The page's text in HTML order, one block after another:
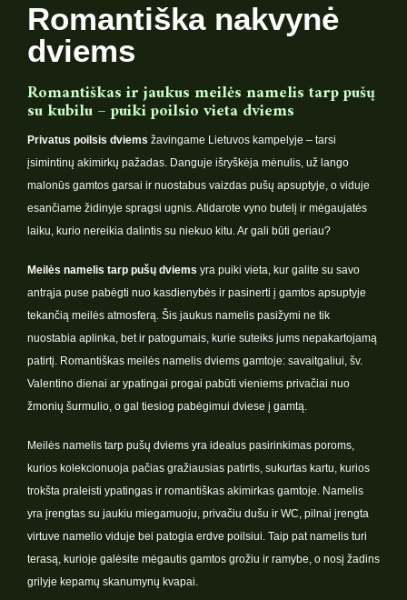
Romantiška nakvynė
dviems
Romantiškas ir jaukus meilės namelis tarp pušų
su kubilu – puiki poilsio vieta dviems
Privatus poilsis dviems žavingame Lietuvos kampelyje – tarsi
įsimintinų akimirkų pažadas. Danguje išryškėja mėnulis, už lango
malonūs gamtos garsai ir nuostabus vaizdas pušų apsuptyje, o viduje
esančiame židinyje spragsi ugnis. Atidarote vyno butelį ir mėgaujatės
laiku, kurio nereikia dalintis su niekuo kitu. Ar gali būti geriau?
Meilės namelis tarp pušų dviems yra puiki vieta, kur galite su savo
antrąja puse pabėgti nuo kasdienybės ir pasinerti į gamtos apsuptyje
tekančią meilės atmosferą. Šis jaukus namelis pasižymi ne tik
nuostabia aplinka, bet ir patogumais, kurie suteiks jums nepakartojamą
patirtį. Romantiškas meilės namelis dviems gamtoje: savaitgaliui, šv.
Valentino dienai ar ypatingai progai pabūti vieniems privačiai nuo
žmonių šurmulio, o gal tiesiog pabėgimui dviese į gamtą.
Meilės namelis tarp pušų dviems yra idealus pasirinkimas poroms,
kurios kolekcionuoja pačias gražiausias patirtis, sukurtas kartu, kurios
trokšta praleisti ypatingas ir romantiškas akimirkas gamtoje. Namelis
yra įrengtas su jaukiu miegamuoju, privačiu dušu ir WC, pilnai įrengta
virtuve namelio viduje bei patogia erdve poilsiui. Taip pat namelis turi
terasą, kurioje galėsite mėgautis gamtos grožiu ir ramybe, o nosį žadins
grilyje kepamų skanumynų kvapai.